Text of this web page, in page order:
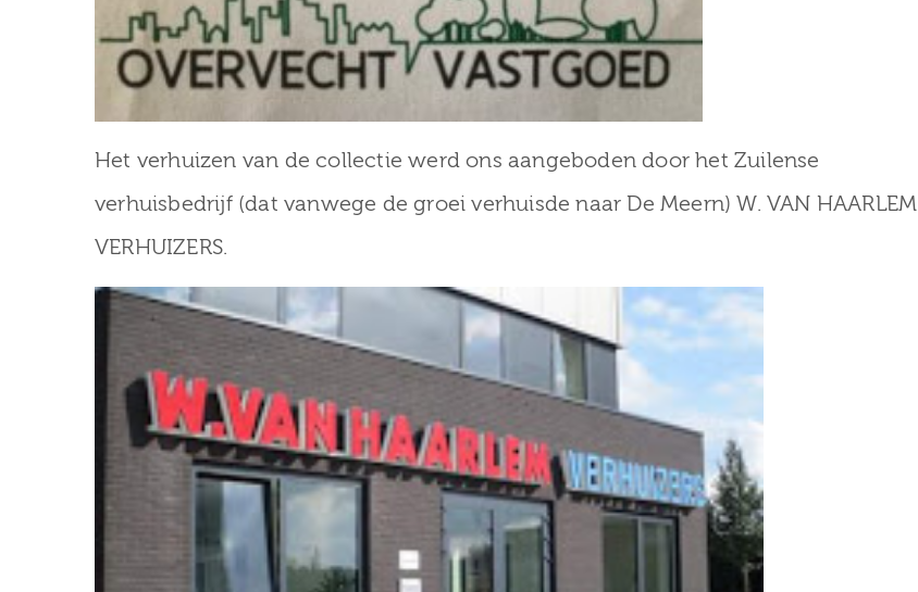
Het verhuizen van de collectie werd ons aangeboden door het Zuilense
verhuisbedrijf (dat vanwege de groei verhuisde naar De Meern) W. VAN HAARLEM
VERHUIZERS.